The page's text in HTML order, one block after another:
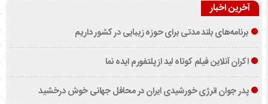
آخرین اخبار
برنامه‌های بلند مدتی برای حوزه زیبایی در کشور داریم
اکران آنلاین فیلم کوتاه لید از پلتفورم ایده نما
پدر جوان انرژی خورشیدی ایران در محافل جهانی خوش درخشید